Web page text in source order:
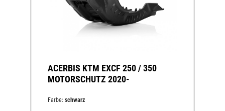
ACERBIS KTM EXCF 250 / 350
MOTORSCHUTZ 2020-
Farbe: schwarz